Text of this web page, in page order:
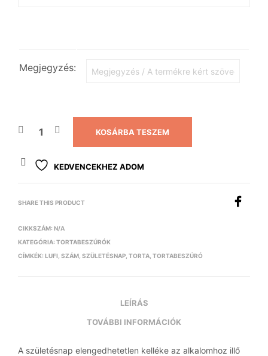
Megjegyzés:
KOSÁRBA TESZEM
KEDVENCEKHEZ ADOM
SHARE THIS PRODUCT
CIKKSZÁM: N/A
KATEGÓRIA: TORTABESZÚRÓK
CÍMKÉK: LUFI SZÁM SZÜLETÉSNAP TORTA TORTABESZÚRÓ
LEÍRÁS
TOVÁBBI INFORMÁCIÓK
A születésnap elengedhetetlen kelléke az alkalomhoz illő